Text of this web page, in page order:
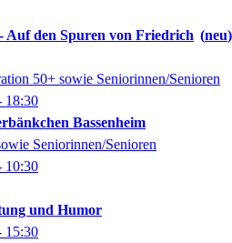
Auf den Spuren von Friedrich
neu
50+ sowie Seniorinnen/Senioren
18:30
Bassenheim
Seniorinnen/Senioren
10:30
und Humor
15:30